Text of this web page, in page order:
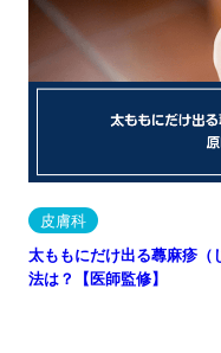
皮膚科
太ももにだけ出る蕁麻疹（
法は？【医師監修】